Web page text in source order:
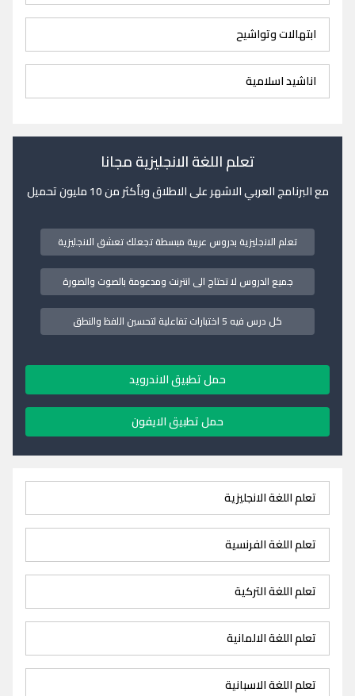
ابتهالات وتواشيح
اناشيد اسلامية
تعلم اللغة الانجليزية مجانا
مع البرنامج العربي الاشهر على الاطلاق وبأكثر من 10 مليون تحميل
تعلم الانجليزية بدروس عربية مبسطة تجعلك تعشق الانجليزية
جميع الدروس لا تحتاج الى انترنت ومدعومة بالصوت والصورة
كل درس فيه 5 اختبارات تفاعلية لتحسين اللفظ والنطق
حمل تطبيق الاندرويد
حمل تطبيق الايفون
تعلم اللغة الانجليزية
تعلم اللغة الفرنسية
تعلم اللغة التركية
تعلم اللغة الالمانية
تعلم اللغة الاسبانية